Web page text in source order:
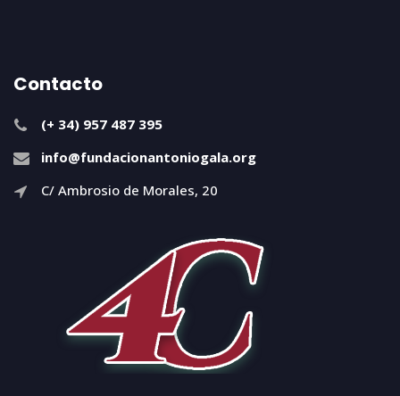
Contacto
(+ 34) 957 487 395
info@fundacionantoniogala.org
C/ Ambrosio de Morales, 20